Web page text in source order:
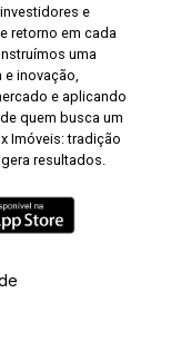
e
retorno em cada
uma
inovação,
e aplicando
quem busca um
Imóveis: tradição
resultados.